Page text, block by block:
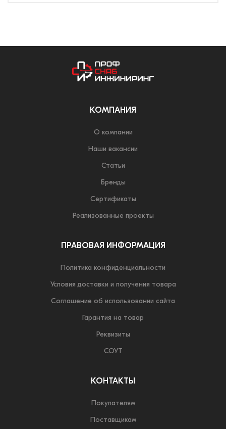
КОМПАНИЯ
О компании
Наши вакансии
Статьи
Бренды
Сертификаты
Реализованные проекты
ПРАВОВАЯ ИНФОРМАЦИЯ
Политика конфиденциальности
Условия доставки и получения товара
Соглашение об использовании сайта
Гарантия на товар
Реквизиты
СОУТ
КОНТАКТЫ
Покупателям
Поставщикам